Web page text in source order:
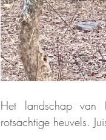
Het landschap van
rotsachtige heuvels.